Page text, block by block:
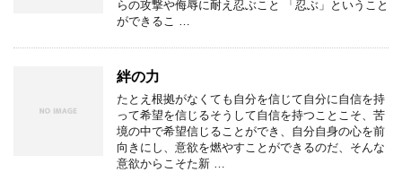
らの攻撃や侮辱に耐え忍ぶこと 「忍ぶ」ということ
ができるこ …
絆の力
たとえ根拠がなくても自分を信じて自分に自信を持
って希望を信じるそうして自信を持つことこそ、苦
境の中で希望信じることができ、自分自身の心を前
向きにし、意欲を燃やすことができるのだ、そんな
意欲からこそた新 …